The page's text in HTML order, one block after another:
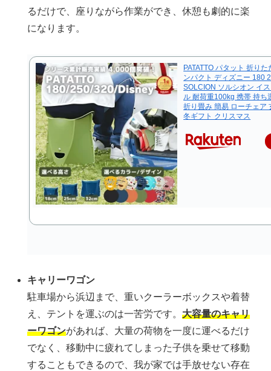
るだけで、座りながら作業ができ、休憩も劇的に楽
になります。
PATATTO パタット 折り
ンパクト ディズニー 180
SOLCION ソルシオン イ
ル 耐荷重100kg 携帯 持ち
折り畳み 簡易 ローチェア
冬ギフト クリスマス
キャリーワゴン
駐車場から浜辺まで、重いクーラーボックスや着替
え、テントを運ぶのは一苦労です。大容量のキャリ
ーワゴンがあれば、大量の荷物を一度に運べるだけ
でなく、移動中に疲れてしまった子供を乗せて移動
することもできるので、我が家では手放せない存在